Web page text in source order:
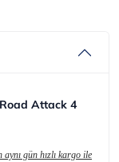
Attack 4
gün hızlı kargo ile